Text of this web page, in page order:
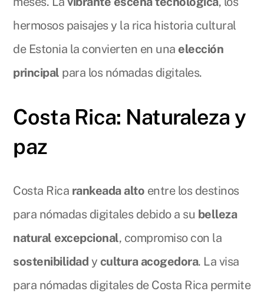
hermosos paisajes y la rica historia cultural
de Estonia la convierten en una elección
principal para los nómadas digitales.
Costa Rica: Naturaleza y
paz
Costa Rica rankeada alto entre los destinos
para nómadas digitales debido a su belleza
natural excepcional, compromiso con la
sostenibilidad y cultura acogedora. La visa
para nómadas digitales de Costa Rica permite